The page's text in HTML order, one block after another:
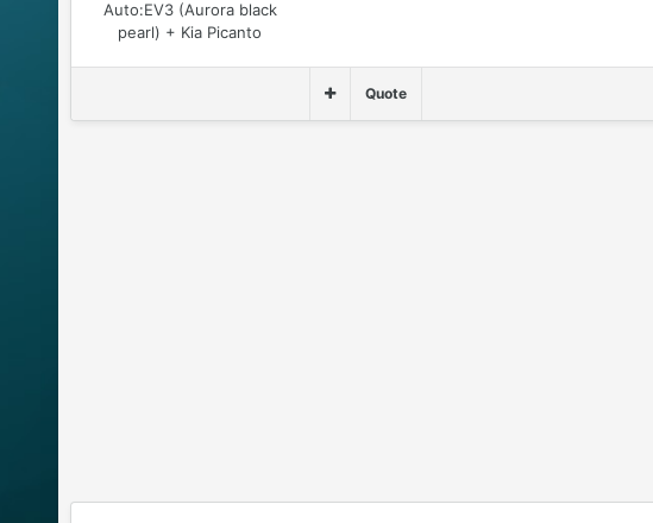
Auto:EV3 (Aurora black
pearl) + Kia Picanto
Quote